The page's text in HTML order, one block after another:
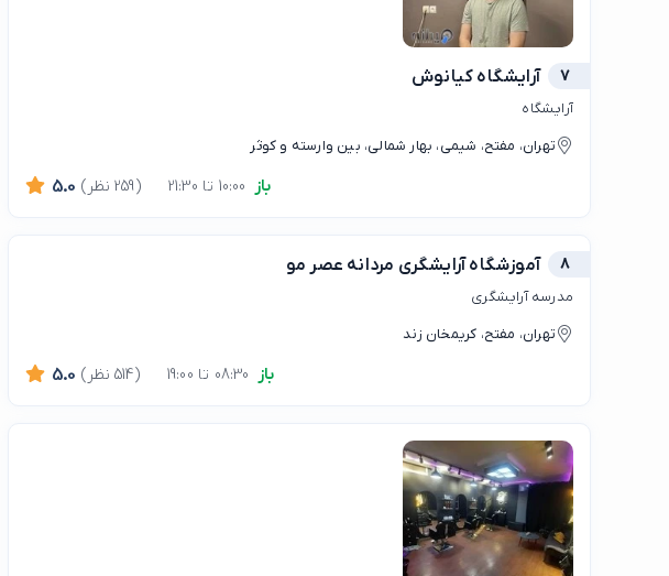
7 آرایشگاه کیانوش
آرایشگاه
تهران، مفتح، شیمی، بهار شمالی، بین وارسته و کوثر
باز 5.0 (259 نظر)
8 آموزشگاه آرایشگری مردانه عصر مو
مدرسه آرایشگری
تهران، مفتح، کریمخان زند
باز 5.0 (514 نظر)